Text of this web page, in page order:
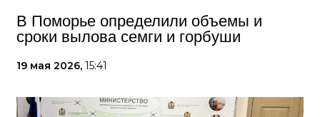
В Поморье определили объемы и
сроки вылова семги и горбуши
19 мая 2026, 15:41